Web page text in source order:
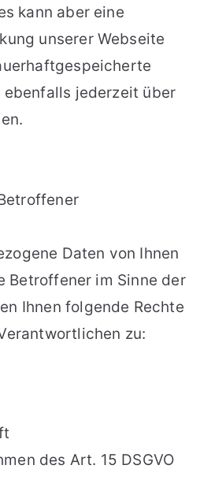
kann aber eine
unserer Webseite
ebenfalls jederzeit über
Daten von Ihnen
Betroffener im Sinne der
Ihnen folgende Rechte
zu:
des Art. 15 DSGVO